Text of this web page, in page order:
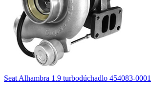
Seat Alhambra 1.9 turbodúchadlo 454083-0001